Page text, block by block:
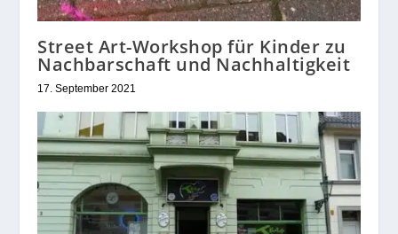
Street Art-Workshop für Kinder zu
Nachbarschaft und Nachhaltigkeit
17. September 2021